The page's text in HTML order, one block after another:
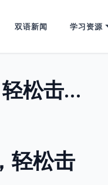
双语新闻 学习资源
“永不遗忘”故事链记忆法：串联单词，轻松击败遗忘曲线！
轻松击